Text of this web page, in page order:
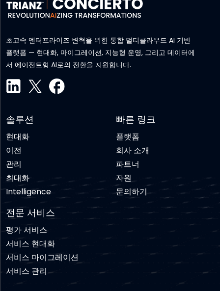
초고속 엔터프라이즈 변혁을 위한 통합 멀티클라우드 AI 기반
플랫폼 — 현대화, 마이그레이션, 지능형 운영, 그리고 데이터에
서 에이전트형 AI로의 전환을 지원합니다.
솔루션
현대화
이전
관리
최대화
Intelligence
전문 서비스
평가 서비스
서비스 현대화
서비스 마이그레이션
서비스 관리
빠른 링크
플랫폼
회사 소개
파트너
자원
문의하기